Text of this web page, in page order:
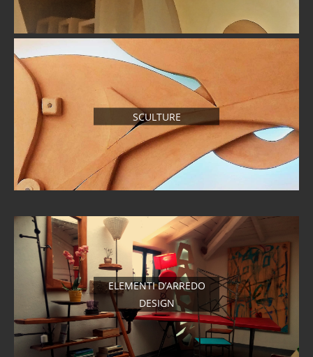
SCULTURE
ELEMENTI D’ARREDO
DESIGN